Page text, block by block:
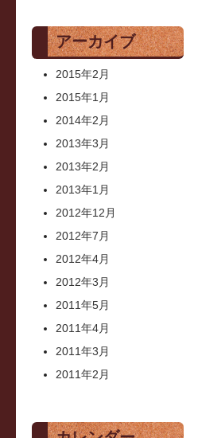
アーカイブ
2015年2月
2015年1月
2014年2月
2013年3月
2013年2月
2013年1月
2012年12月
2012年7月
2012年4月
2012年3月
2011年5月
2011年4月
2011年3月
2011年2月